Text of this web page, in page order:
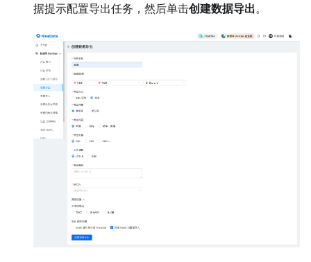
据提示配置导出任务，然后单击创建数据导出。